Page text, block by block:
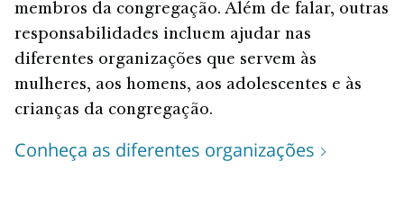
membros da congregação. Além de falar, outras
responsabilidades incluem ajudar nas
diferentes organizações que servem às
mulheres, aos homens, aos adolescentes e às
crianças da congregação.
Conheça as diferentes organizações